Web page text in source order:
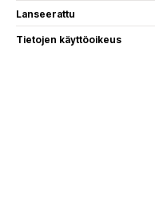
Lanseerattu
Tietojen käyttöoikeus